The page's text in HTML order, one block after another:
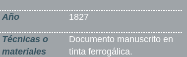
Año 1827
Técnicas o
materiales
Documento manuscrito en
tinta ferrogálica.